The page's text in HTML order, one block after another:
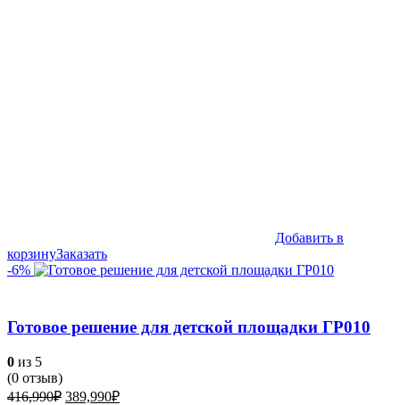
Добавить в
корзинуЗаказать
-6%
Готовое решение для детской площадки ГР010
0 из 5
(0 отзыв)
416,990₽ Первоначальная
389,990₽Текущая